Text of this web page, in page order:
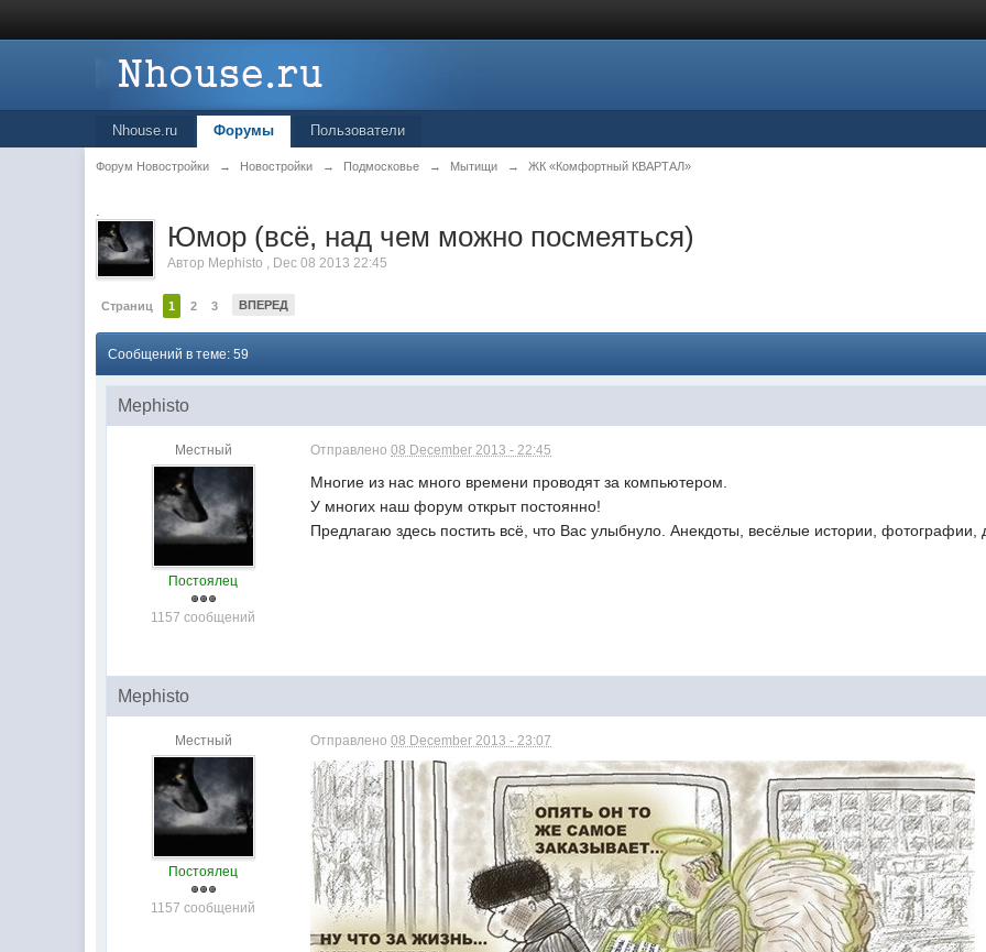
Nhouse.ru Форумы Пользователи
Форум Новостройки → Новостройки → Подмосковье → Мытищи → ЖК «Комфортный КВАРТАЛ»
.
Юмор (всё, над чем можно посмеяться)
Автор Mephisto , Dec 08 2013 22:45
Страниц 1 2 3 ВПЕРЕД
Сообщений в теме: 59
Mephisto
Местный
Постоялец
1157 сообщений
Отправлено08 December 2013 - 22:45
Многие из нас много времени проводят за компьютером.
У многих наш форум открыт постоянно!
Предлагаю здесь постить всё, что Вас улыбнуло. Анекдоты, весёлые истории,
Mephisto
Местный
Постоялец
1157 сообщений
Отправлено08 December 2013 - 23:07